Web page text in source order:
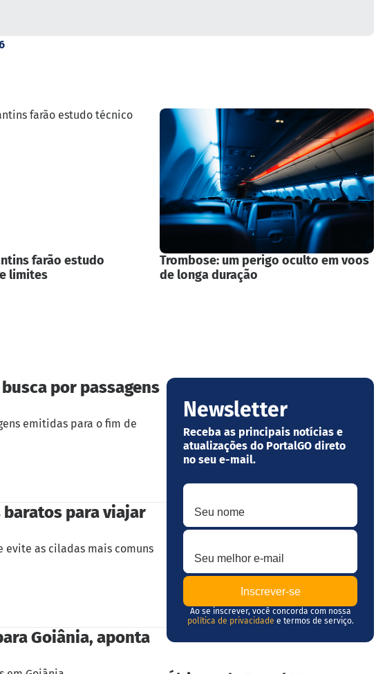
farão estudo
limites
Trombose: um perigo oculto em voos
de longa duração
por passagens
emitidas para o fim de
para viajar
evite as ciladas mais comuns
Goiânia, aponta
Newsletter
Receba as principais notícias e
atualizações do PortalGO direto
no seu e-mail.
Seu nome
Seu melhor e-mail
Ao se inscrever, você concorda com nossa
política de privacidade e termos de serviço.